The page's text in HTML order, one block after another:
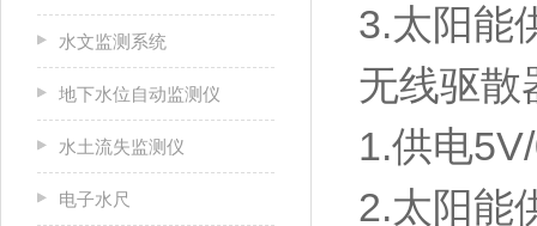
水文监测系统
地下水位自动监测仪
水土流失监测仪
电子水尺
3.太阳能
无线驱散
1.供电
2.太阳能